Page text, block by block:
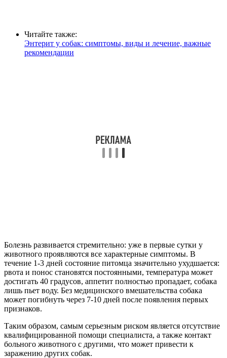
Читайте также:
Энтерит у собак: симптомы, виды и лечение, важные
рекомендации
Болезнь развивается стремительно: уже в первые сутки у
животного проявляются все характерные симптомы. В
течение 1-3 дней состояние питомца значительно ухудшается:
рвота и понос становятся постоянными, температура может
достигать 40 градусов, аппетит полностью пропадает, собака
лишь пьет воду. Без медицинского вмешательства собака
может погибнуть через 7-10 дней после появления первых
признаков.
Таким образом, самым серьезным риском является отсутствие
квалифицированной помощи специалиста, а также контакт
больного животного с другими, что может привести к
заражению других собак.